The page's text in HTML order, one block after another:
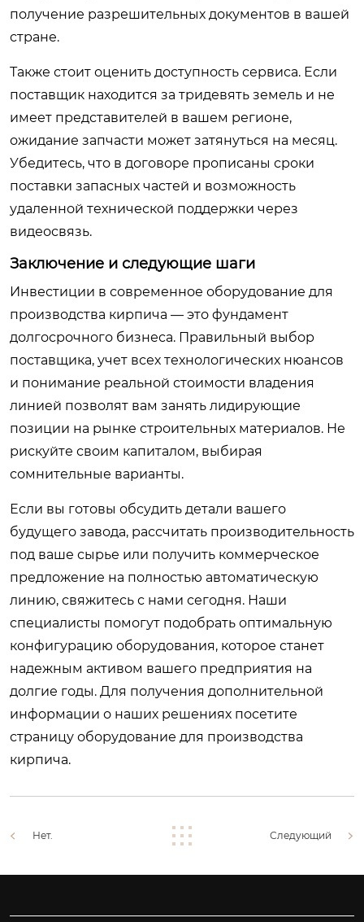
получение разрешительных документов в вашей
стране.
Также стоит оценить доступность сервиса. Если
поставщик находится за тридевять земель и не
имеет представителей в вашем регионе,
ожидание запчасти может затянуться на месяц.
Убедитесь, что в договоре прописаны сроки
поставки запасных частей и возможность
удаленной технической поддержки через
видеосвязь.
Заключение и следующие шаги
Инвестиции в современное оборудование для
производства кирпича — это фундамент
долгосрочного бизнеса. Правильный выбор
поставщика, учет всех технологических нюансов
и понимание реальной стоимости владения
линией позволят вам занять лидирующие
позиции на рынке строительных материалов. Не
рискуйте своим капиталом, выбирая
сомнительные варианты.
Если вы готовы обсудить детали вашего
будущего завода, рассчитать производительность
под ваше сырье или получить коммерческое
предложение на полностью автоматическую
линию, свяжитесь с нами сегодня. Наши
специалисты помогут подобрать оптимальную
конфигурацию оборудования, которое станет
надежным активом вашего предприятия на
долгие годы. Для получения дополнительной
информации о наших решениях посетите
страницу оборудование для производства
кирпича.
Нет. Следующий